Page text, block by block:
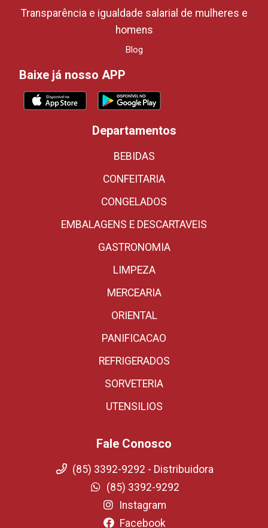
Transparência e igualdade salarial de mulheres e
homens
Blog
Baixe já nosso APP
Departamentos
BEBIDAS
CONFEITARIA
CONGELADOS
EMBALAGENS E DESCARTAVEIS
GASTRONOMIA
LIMPEZA
MERCEARIA
ORIENTAL
PANIFICACAO
REFRIGERADOS
SORVETERIA
UTENSILIOS
Fale Conosco
(85) 3392-9292 - Distribuidora
(85) 3392-9292
Instagram
Facebook